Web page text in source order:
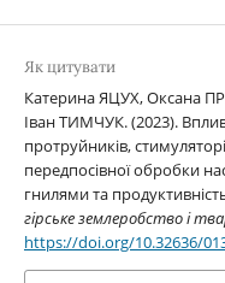
Як цитувати
Катерина ЯЦУХ, Оксана
Іван ТИМЧУК. (2023).
протруйників,
передпосівної обробки
гнилями та
гірське землеробство і
https://doi.org/10.32636/